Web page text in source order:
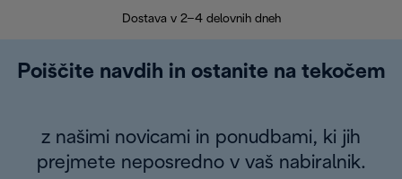
Dostava v 2–4 delovnih dneh
Poiščite navdih in ostanite na tekočem
z našimi novicami in ponudbami, ki jih
prejmete neposredno v vaš nabiralnik.